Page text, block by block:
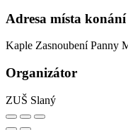
Adresa místa konání
Kaple Zasnoubení Panny
Organizátor
ZUŠ Slaný